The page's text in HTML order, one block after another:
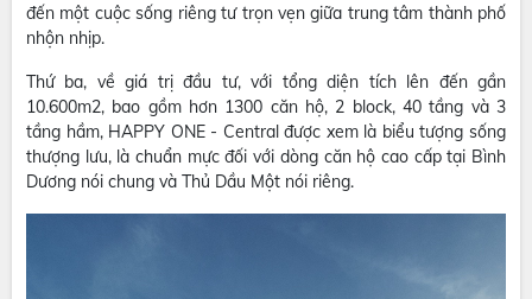
đến một cuộc sống riêng tư trọn vẹn giữa trung tâm thành phố
nhộn nhịp.
Thứ ba, về giá trị đầu tư, với tổng diện tích lên đến gần
10.600m2, bao gồm hơn 1300 căn hộ, 2 block, 40 tầng và 3
tầng hầm, HAPPY ONE - Central được xem là biểu tượng sống
thượng lưu, là chuẩn mực đối với dòng căn hộ cao cấp tại Bình
Dương nói chung và Thủ Dầu Một nói riêng.